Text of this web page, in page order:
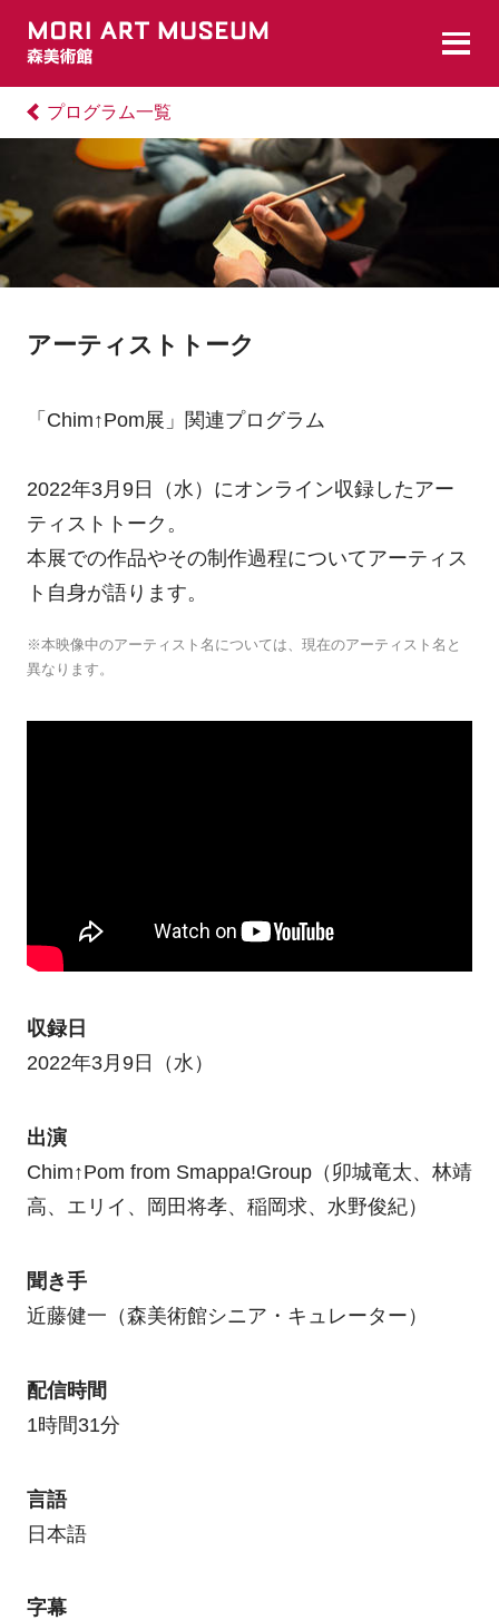
プログラム一覧
アーティストトーク
「Chim↑Pom展」関連プログラム
2022年3月9日（水）にオンライン収録したアー
ティストトーク。
本展での作品やその制作過程についてアーティス
ト自身が語ります。
※本映像中のアーティスト名については、現在のアーティスト名と
異なります。
収録日
2022年3月9日（水）
出演
Chim↑Pom from Smappa!Group（卯城竜太、林靖
高、エリイ、岡田将孝、稲岡求、水野俊紀）
聞き手
近藤健一（森美術館シニア・キュレーター）
配信時間
1時間31分
言語
日本語
字幕